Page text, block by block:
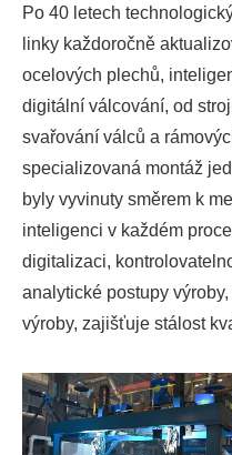
Po 40 letech
linky každoročně
ocelových plechů,
digitální válcování, od
svařování válců a
specializovaná montáž
byly vyvinuty směrem k
inteligenci v každém
digitalizaci,
analytické postupy
výroby, zajišťuje stálost